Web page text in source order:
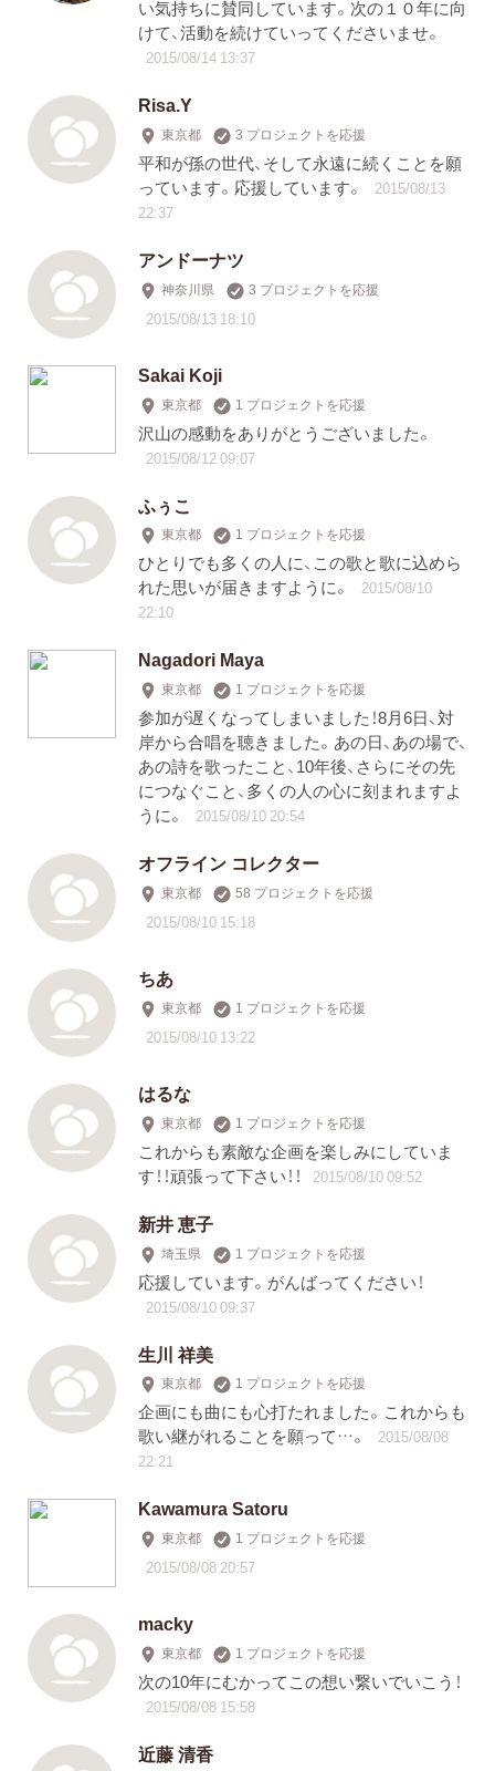
い気持ちに賛同しています。次の１０年に向
けて、活動を続けていってくださいませ。
2015/08/14 13:37
Risa.Y
東京都 3 プロジェクトを応援
平和が孫の世代、そして永遠に続くことを願
っています。応援しています。
2015/08/13
22:37
アンドーナツ
神奈川県 3 プロジェクトを応援
2015/08/13 18:10
Sakai Koji
東京都 1 プロジェクトを応援
沢山の感動をありがとうございました。
2015/08/12 09:07
ふぅこ
東京都 1 プロジェクトを応援
ひとりでも多くの人に、この歌と歌に込めら
れた思いが届きますように。
2015/08/10
22:10
Nagadori Maya
東京都 1 プロジェクトを応援
参加が遅くなってしまいました！8月6日、対
岸から合唱を聴きました。あの日、あの場で、
あの詩を歌ったこと、10年後、さらにその先
につなぐこと、多くの人の心に刻まれますよ
うに。
2015/08/10 20:54
オフライン コレクター
東京都 58 プロジェクトを応援
2015/08/10 15:18
ちあ
東京都 1 プロジェクトを応援
2015/08/10 13:22
はるな
東京都 1 プロジェクトを応援
これからも素敵な企画を楽しみにしていま
す！！頑張って下さい！！
2015/08/10 09:52
新井 恵子
埼玉県 1 プロジェクトを応援
応援しています。がんばってください！
2015/08/10 09:37
生川 祥美
東京都 1 プロジェクトを応援
企画にも曲にも心打たれました。これからも
歌い継がれることを願って…。
2015/08/08
22:21
Kawamura Satoru
東京都 1 プロジェクトを応援
2015/08/08 20:57
macky
東京都 1 プロジェクトを応援
次の10年にむかってこの想い繋いでいこう！
2015/08/08 15:58
近藤 清香